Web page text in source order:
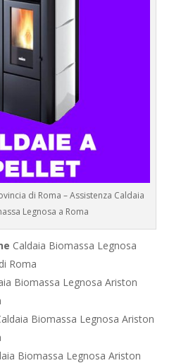
di Roma – Assistenza Caldaia
Legnosa a Roma
Caldaia Biomassa Legnosa
Roma
Biomassa Legnosa Ariston
Biomassa Legnosa Ariston
Biomassa Legnosa Ariston